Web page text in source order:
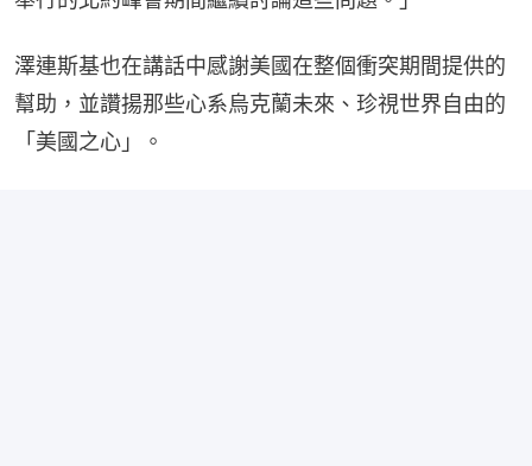
澤連斯基也在講話中感謝美國在整個衝突期間提供的
幫助，並讚揚那些心系烏克蘭未來、珍視世界自由的
「美國之心」。